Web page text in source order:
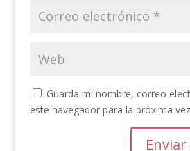
Guarda mi nombre, correo
este navegador para la próxima